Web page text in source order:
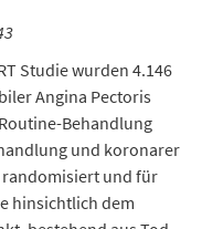
Studie wurden 4.146
Angina Pectoris
Behandlung
und koronarer
randomisiert und für
hinsichtlich dem